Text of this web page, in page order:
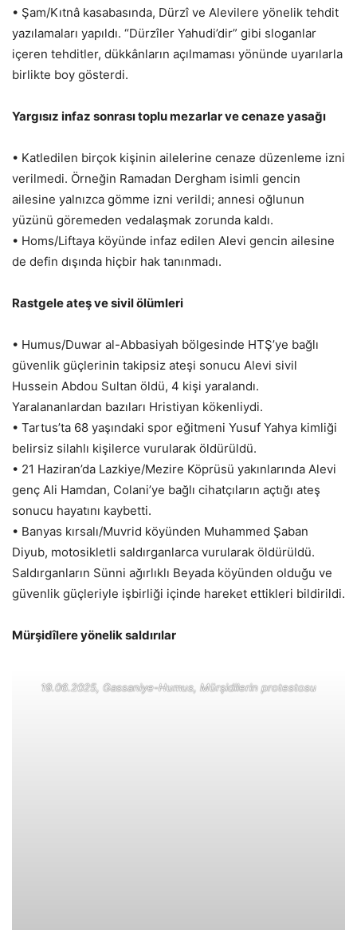
• Şam/Kıtnâ kasabasında, Dürzî ve Alevilere yönelik tehdit
yazılamaları yapıldı. “Dürzîler Yahudi’dir” gibi sloganlar
içeren tehditler, dükkânların açılmaması yönünde uyarılarla
birlikte boy gösterdi.
Yargısız infaz sonrası toplu mezarlar ve cenaze yasağı
• Katledilen birçok kişinin ailelerine cenaze düzenleme izni
verilmedi. Örneğin Ramadan Dergham isimli gencin
ailesine yalnızca gömme izni verildi; annesi oğlunun
yüzünü göremeden vedalaşmak zorunda kaldı.
• Homs/Liftaya köyünde infaz edilen Alevi gencin ailesine
de defin dışında hiçbir hak tanınmadı.
Rastgele ateş ve sivil ölümleri
• Humus/Duwar al-Abbasiyah bölgesinde HTŞ’ye bağlı
güvenlik güçlerinin takipsiz ateşi sonucu Alevi sivil
Hussein Abdou Sultan öldü, 4 kişi yaralandı.
Yaralananlardan bazıları Hristiyan kökenliydi.
• Tartus’ta 68 yaşındaki spor eğitmeni Yusuf Yahya kimliği
belirsiz silahlı kişilerce vurularak öldürüldü.
• 21 Haziran’da Lazkiye/Mezire Köprüsü yakınlarında Alevi
genç Ali Hamdan, Colani’ye bağlı cihatçıların açtığı ateş
sonucu hayatını kaybetti.
• Banyas kırsalı/Muvrid köyünden Muhammed Şaban
Diyub, motosikletli saldırganlarca vurularak öldürüldü.
Saldırganların Sünni ağırlıklı Beyada köyünden olduğu ve
güvenlik güçleriyle işbirliği içinde hareket ettikleri bildirildi.
Mürşidîlere yönelik saldırılar
19.06.2025, Gassaniye-Humus, Mürşidilerin protestosu